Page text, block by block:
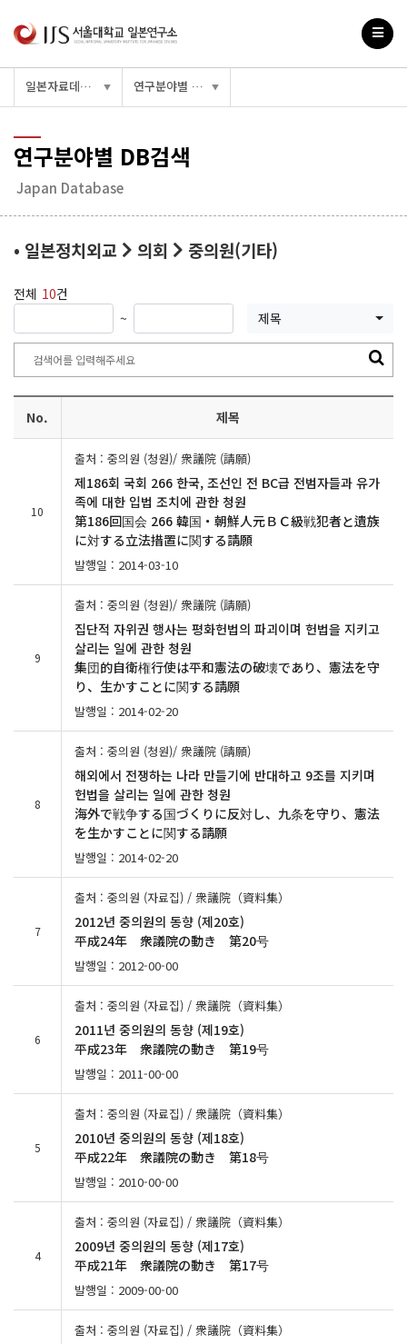
일본자료데이터베이스 ▼ 연구분야별 DB검색 ▼
연구분야별 DB검색
Japan Database
• 일본정치외교 의회 중의원(기타)
전체 10건
~
제목
No. 제목
10
출처 : 중의원 (청원)/ 衆議院 (請願)
제186회 국회 266 한국, 조선인 전 BC급 전범자들과 유가
족에 대한 입법 조치에 관한 청원
第186回国会 266 韓国・朝鮮人元ＢＣ級戦犯者と遺族
に対する立法措置に関する請願
발행일 : 2014-03-10
9
출처 : 중의원 (청원)/ 衆議院 (請願)
집단적 자위권 행사는 평화헌법의 파괴이며 헌법을 지키고
살리는 일에 관한 청원
集団的自衛権行使は平和憲法の破壊であり、憲法を守
り、生かすことに関する請願
발행일 : 2014-02-20
8
출처 : 중의원 (청원)/ 衆議院 (請願)
해외에서 전쟁하는 나라 만들기에 반대하고 9조를 지키며
헌법을 살리는 일에 관한 청원
海外で戦争する国づくりに反対し、九条を守り、憲法
を生かすことに関する請願
발행일 : 2014-02-20
7
출처 : 중의원 (자료집) / 衆議院（資料集）
2012년 중의원의 동향 (제20호)
平成24年 衆議院の動き 第20号
발행일 : 2012-00-00
6
출처 : 중의원 (자료집) / 衆議院（資料集）
2011년 중의원의 동향 (제19호)
平成23年 衆議院の動き 第19号
발행일 : 2011-00-00
5
출처 : 중의원 (자료집) / 衆議院（資料集）
2010년 중의원의 동향 (제18호)
平成22年 衆議院の動き 第18号
발행일 : 2010-00-00
4
출처 : 중의원 (자료집) / 衆議院（資料集）
2009년 중의원의 동향 (제17호)
平成21年 衆議院の動き 第17号
발행일 : 2009-00-00
출처 : 중의원 (자료집) / 衆議院（資料集）